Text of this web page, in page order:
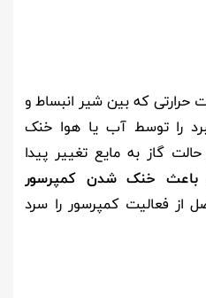
حرارتی که بین شیر انبساط و
را توسط آب یا هوا خنک
گاز به مایع تغییر پیدا
باعث خنک شدن کمپرسور
از فعالیت کمپرسور را سرد